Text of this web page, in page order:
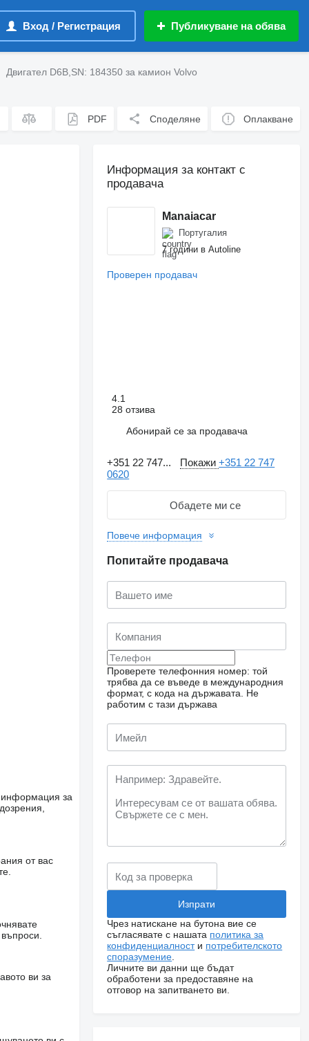
Вход / Регистрация Публикуване на обява
Двигател D6B,SN: 184350 за камион Volvo
PDF Споделяне Оплакване
информация за
от вас
ви за
Информация за контакт с
продавача
Manaiacar
Португалия
7 години в Autoline
Проверен продавач
4.1
28 отзива
Абонирай се за продавача
+351 22 747... Покажи+351 22 747
0620
Обадете ми се
Повече информация
Попитайте продавача
Проверете телефонния номер: той
трябва да се въведе в международния
формат, с кода на държавата.
Не
работим с тази държава
Чрез натискане на бутона вие се
съгласявате с нашата политика за
конфиденциалности потребителското
споразумение
Личните ви данни ще бъдат
обработени за предоставяне на
отговор на запитването ви.